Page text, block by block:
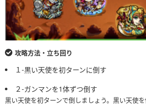
攻略方法・立ち回り
１-黒い天使を初ターンに倒す
２-ガンマンを1体ずつ倒す
黒い天使を初ターンで倒しましょう。黒い天使